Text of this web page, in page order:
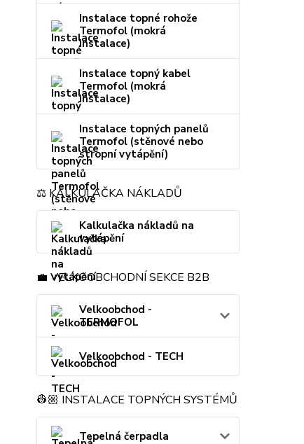
Instalace topné rohože
Termofol (mokrá
instalace)
Instalace topný kabel
Termofol (mokrá
instalace)
Instalace topných panelů
Termofol (stěnové nebo
stropní vytápění)
⚖️ KALKULAČKA NÁKLADŮ
Kalkulačka nákladů na
vytápění
💼 VELKOOBCHODNÍ SEKCE B2B
Velkoobchod -
TERMOFOL
Velkoobchod - TECH
👷🏼 INSTALACE TOPNÝCH SYSTÉMŮ
Tepelná čerpadla